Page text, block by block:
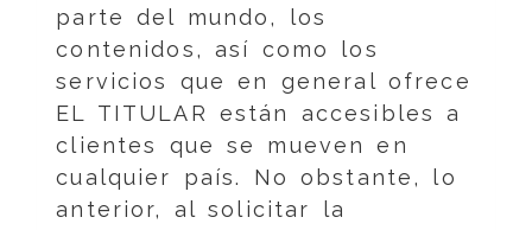
parte del mundo, los
contenidos, así como los
servicios que en general ofrece
EL TITULAR están accesibles a
clientes que se mueven en
cualquier país. No obstante, lo
anterior, al solicitar la